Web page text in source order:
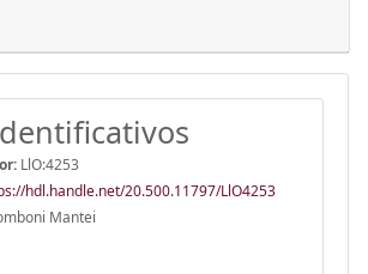
LlO:4253
hdl.handle.net/20.500.11797/LlO4253
Mantei